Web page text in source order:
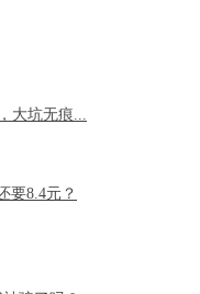
大坑无痕...
要8.4元？